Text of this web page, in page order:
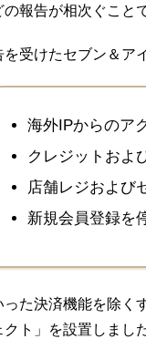
の報告が相次ぐこと
を受けたセブン＆ア
海外IPからのア
クレジットおよ
店舗レジおよび
新規会員登録を
った決済機能を除く
クト」を設置しまし